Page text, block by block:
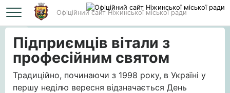
Офіційний сайт Ніжинської міської ради
Головна Підприємців вітали з професійним святом
Підприємців вітали з
професійним святом
Традиційно, починаючи з 1998 року, в Україні у
першу неділю вересня відзначається День